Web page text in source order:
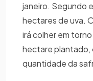
janeiro. Segundo
hectares de uva.
irá colher em
hectare plantado,
quantidade da